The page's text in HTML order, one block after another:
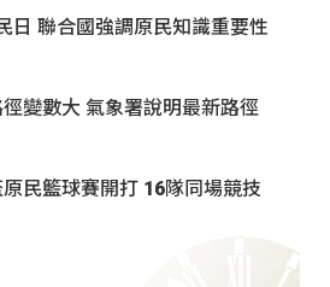
日 聯合國強調原民知識重要性
變數大 氣象署說明最新路徑
民籃球賽開打 16隊同場競技